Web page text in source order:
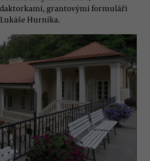
grantovými formuláři
Hurníka.